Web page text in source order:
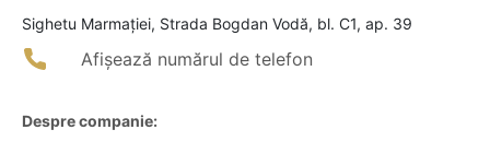
Sighetu Marmaţiei, Strada Bogdan Vodă, bl. C1, ap. 39
Afișează numărul de telefon
Despre companie: